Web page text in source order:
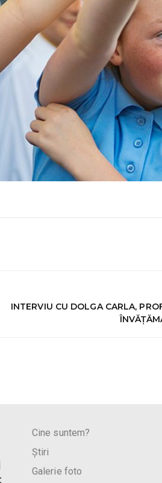
INTERVIU CU DOLGA CARLA,
Cine suntem?
Știri
Galerie foto